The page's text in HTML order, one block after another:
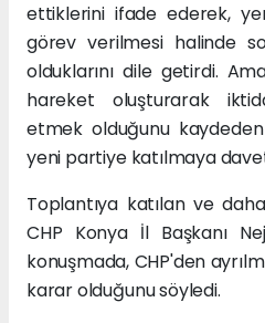
ettiklerini ifade ederek,
görev verilmesi halinde
olduklarını dile getirdi.
hareket oluşturarak
etmek olduğunu
yeni partiye katılmaya
Toplantıya katılan ve
CHP Konya İl Başkanı
konuşmada, CHP'den
karar olduğunu söyledi.